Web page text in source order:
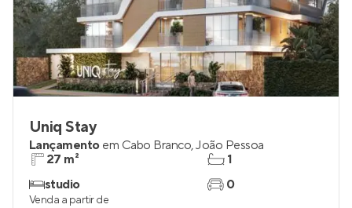
Uniq Stay
Lançamento em Cabo Branco,João Pessoa
27 m²
studio
1
0
Venda a partir de